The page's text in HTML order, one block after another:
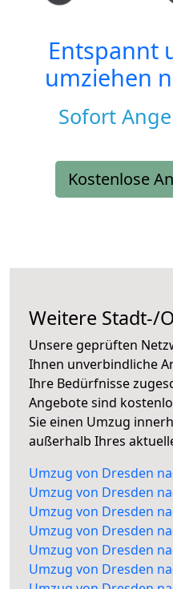
Entspannt
umziehen
Sofort
Kostenlose
Weitere Stadt-/
Unsere geprüften
Ihnen unverbindliche
Ihre Bedürfnisse
Angebote sind
Sie einen Umzug
außerhalb Ihres
Umzug von Dresden
Umzug von Dresden
Umzug von Dresden
Umzug von Dresden
Umzug von Dresden
Umzug von Dresden